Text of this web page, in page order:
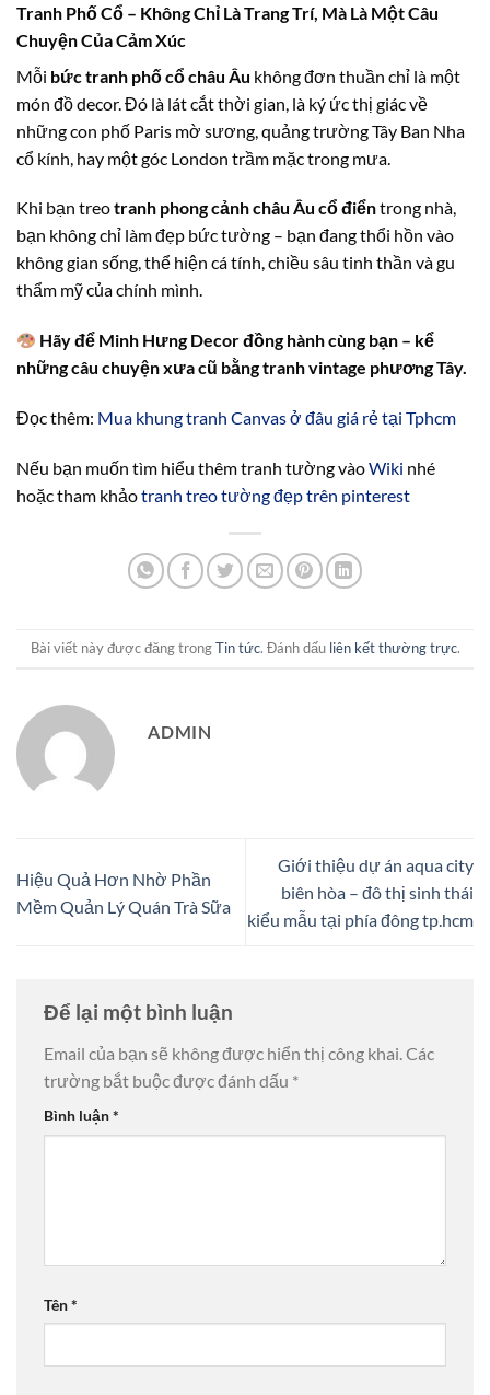
Tranh Phố Cổ – Không Chỉ Là Trang Trí, Mà Là Một Câu
Chuyện Của Cảm Xúc
Mỗi bức tranh phố cổ châu Âu không đơn thuần chỉ là một
món đồ decor. Đó là lát cắt thời gian, là ký ức thị giác về
những con phố Paris mờ sương, quảng trường Tây Ban Nha
cổ kính, hay một góc London trầm mặc trong mưa.
Khi bạn treotranh phong cảnh châu Âu cổ điểntrong nhà,
bạn không chỉ làm đẹp bức tường – bạn đang thổi hồn vào
không gian sống, thể hiện cá tính, chiều sâu tinh thần và gu
thẩm mỹ của chính mình.
Hãy để Minh Hưng Decor đồng hành cùng bạn – kể
những câu chuyện xưa cũ bằng tranh vintage phương Tây.
Đọc thêm: Mua khung tranh Canvas ở đâu giá rẻ tại Tphcm
Nếu bạn muốn tìm hiểu thêm tranh tường vàoWiki nhé
hoặc tham khảotranh treo tường đẹp trên pinterest
Bài viết này được đăng trongTin tức. Đánh dấu liên kết thường trực.
ADMIN
Hiệu Quả Hơn Nhờ Phần
Mềm Quản Lý Quán Trà Sữa
Giới thiệu dự án aqua city
biên hòa – đô thị sinh thái
kiểu mẫu tại phía đông tp.hcm
Để lại một bình luận
Email của bạn sẽ không được hiển thị công khai. Các
trường bắt buộc được đánh dấu *
Bình luận*
Tên*